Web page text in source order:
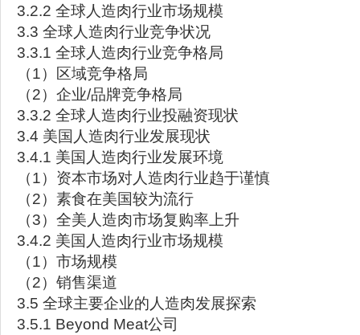
3.2.2 全球人造肉行业市场规模
3.3 全球人造肉行业竞争状况
3.3.1 全球人造肉行业竞争格局
（1）区域竞争格局
（2）企业/品牌竞争格局
3.3.2 全球人造肉行业投融资现状
3.4 美国人造肉行业发展现状
3.4.1 美国人造肉行业发展环境
（1）资本市场对人造肉行业趋于谨慎
（2）素食在美国较为流行
（3）全美人造肉市场复购率上升
3.4.2 美国人造肉行业市场规模
（1）市场规模
（2）销售渠道
3.5 全球主要企业的人造肉发展探索
3.5.1 Beyond Meat公司